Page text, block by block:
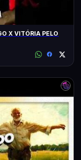
X VITÓRIA PELO